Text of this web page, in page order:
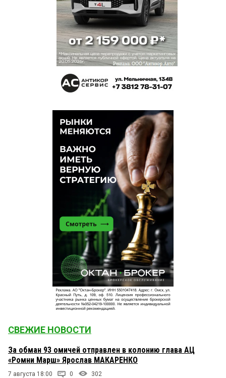
СВЕЖИЕ НОВОСТИ
За обман 93 омичей отправлен в колонию глава АЦ
«Ромни Марш» Ярослав МАКАРЕНКО
7 августа 18:00 0 302